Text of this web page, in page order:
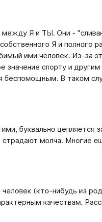
между Я и ТЫ. Они -
Я и полного
ими человек. Из-за
спорту и
беспомощным. В таком
буквально цепляется
молча. Многие
(кто-нибудь из
качествам.